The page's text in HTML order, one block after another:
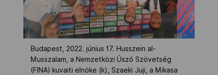
Budapest, 2022. június 17. Husszein al-
Musszalam, a Nemzetközi Úszó Szövetség
(FINA) kuvaiti elnöke (k), Szaeki Juji, a Mikasa